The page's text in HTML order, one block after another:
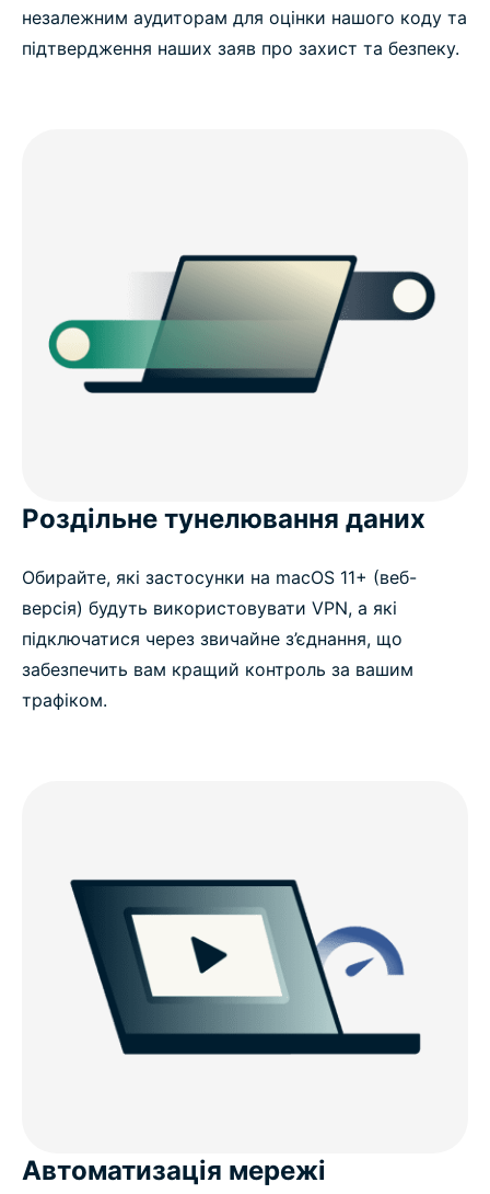
незалежним аудиторам для оцінки нашого коду та
підтвердження наших заяв про захист та безпеку.
Роздільне тунелювання даних
Обирайте, які застосунки на macOS 11+ (веб-
версія) будуть використовувати VPN, а які
підключатися через звичайне з’єднання, що
забезпечить вам кращий контроль за вашим
трафіком.
Автоматизація мережі